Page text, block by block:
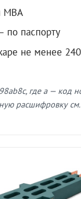
МВА
по паспорту
не менее
где a — код
расшифровку см.